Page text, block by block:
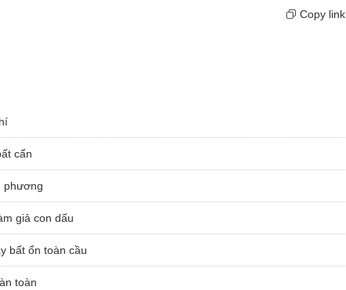
Copy link
cẩn
phương
giả con dấu
bất ổn toàn cầu
toàn